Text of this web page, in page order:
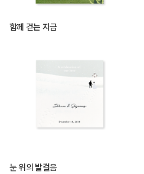
함께 걷는 지금
눈 위의 발걸음